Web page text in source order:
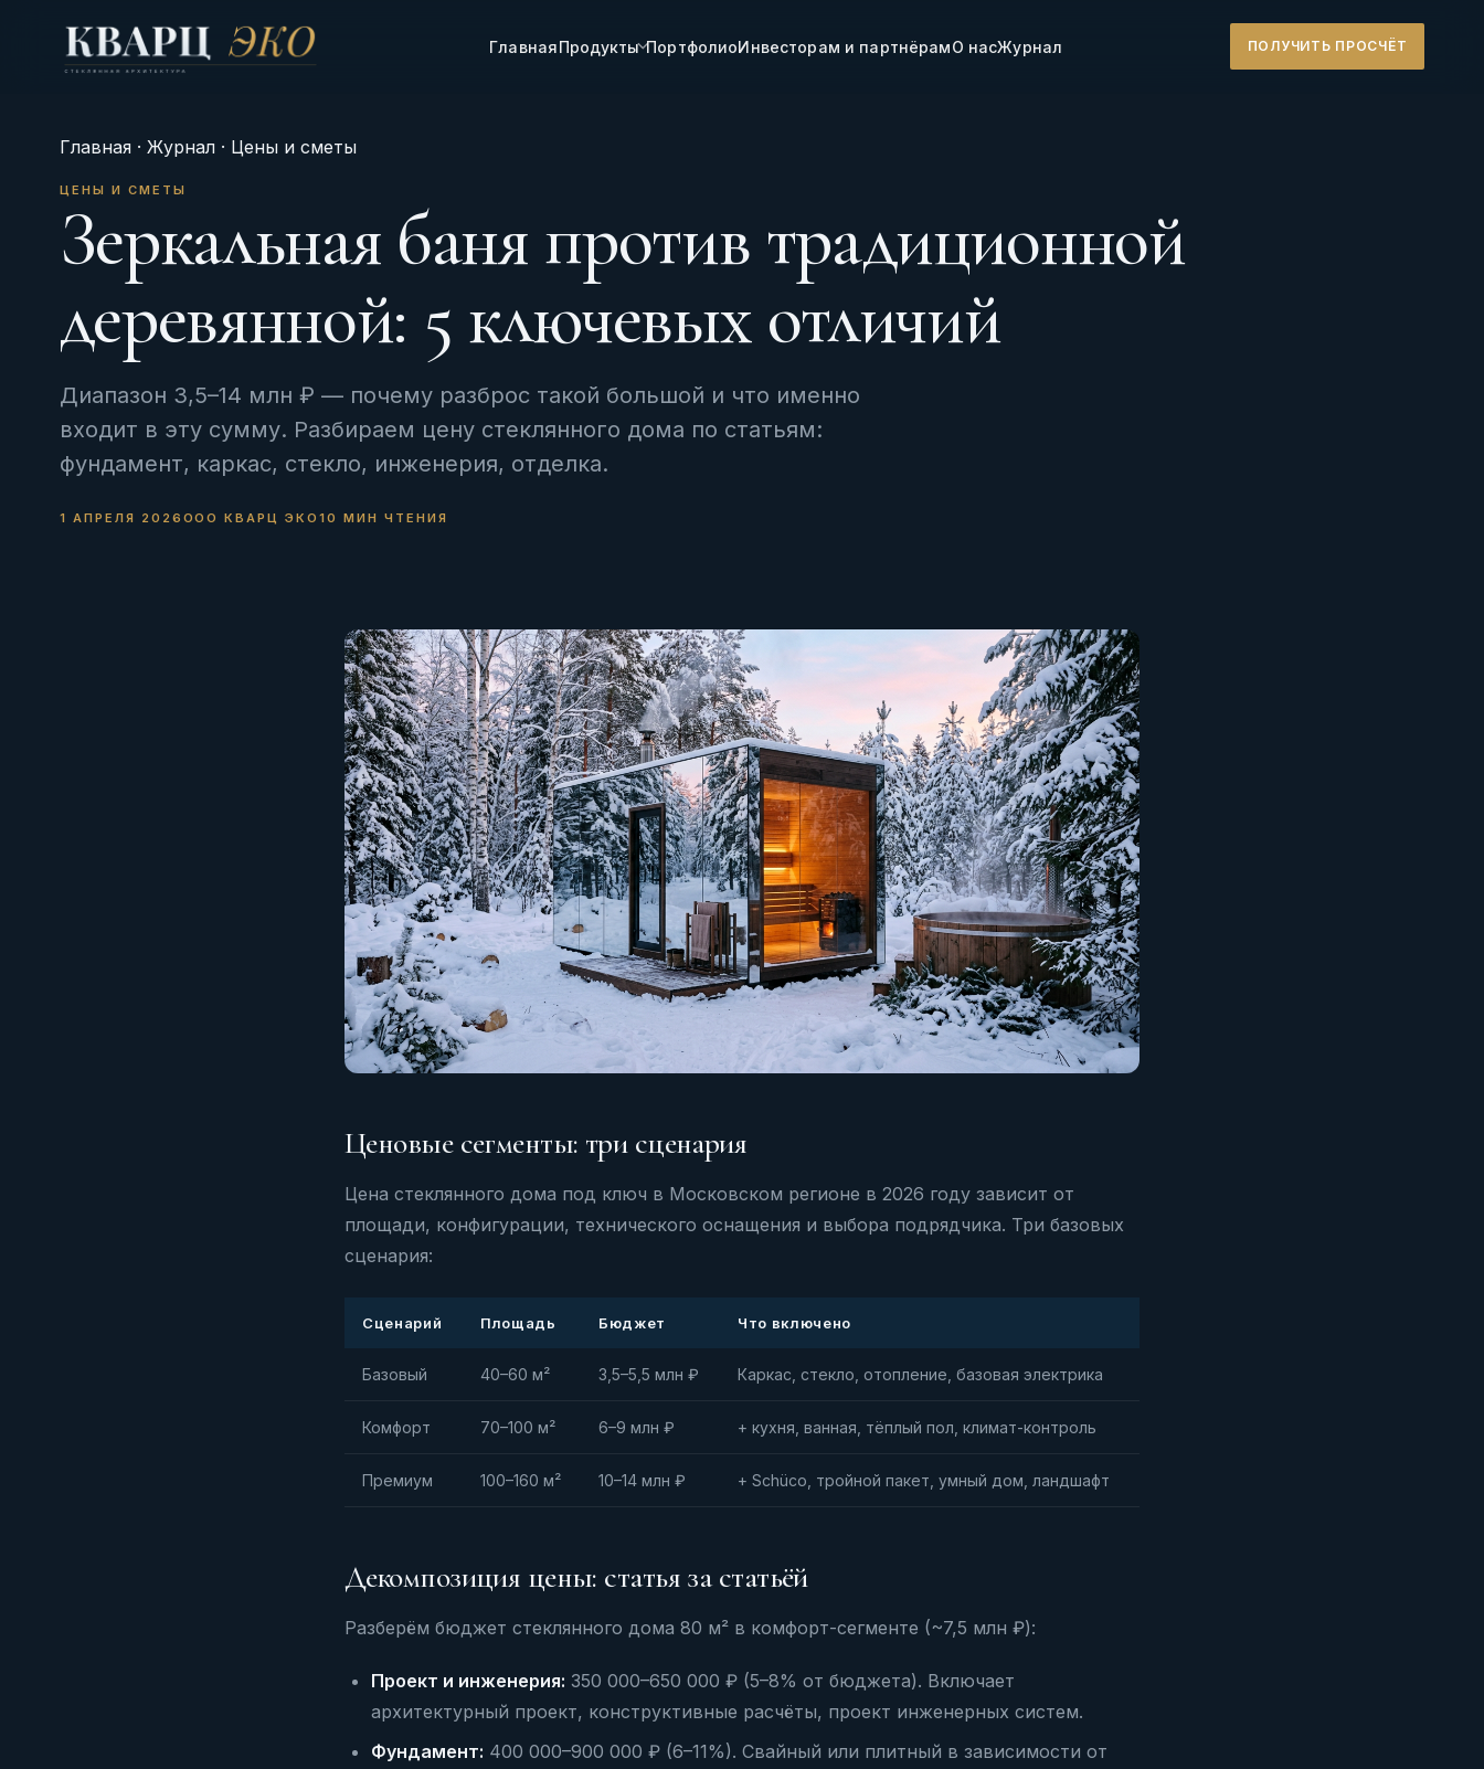
ГлавнаяПродукты ПортфолиоИнвесторам и партнёрамО насЖурнал ПОЛУЧИТЬ ПРОСЧЁТ
Главная· Журнал· Цены и сметы
ЦЕНЫ И СМЕТЫ
Зеркальная баня против традиционной
деревянной: 5 ключевых отличий
Диапазон 3,5–14 млн ₽ — почему разброс такой большой и что именно
входит в эту сумму. Разбираем цену стеклянного дома по статьям:
фундамент, каркас, стекло, инженерия, отделка.
1 АПРЕЛЯ 2026 ООО КВАРЦ ЭКО10 МИН ЧТЕНИЯ
Ценовые сегменты: три сценария
Цена стеклянного дома под ключ в Московском регионе в 2026 году зависит от
площади, конфигурации, технического оснащения и выбора подрядчика. Три базовых
сценария:
Сценарий Площадь Бюджет Что включено
Базовый 40–60 м² 3,5–5,5 млн ₽ Каркас, стекло, отопление, базовая электрика
Комфорт 70–100 м² 6–9 млн ₽ + кухня, ванная, тёплый пол, климат-контроль
Премиум 100–160 м² 10–14 млн ₽ + Schüco, тройной пакет, умный дом, ландшафт
Декомпозиция цены: статья за статьёй
Разберём бюджет стеклянного дома 80 м² в комфорт-сегменте (~7,5 млн ₽):
Проект и инженерия: 350 000–650 000 ₽ (5–8% от бюджета). Включает
архитектурный проект, конструктивные расчёты, проект инженерных систем.
Фундамент: 400 000–900 000 ₽ (6–11%). Свайный или плитный в зависимости от